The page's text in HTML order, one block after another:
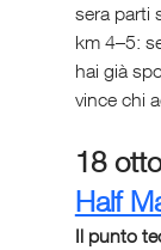
sera parti
km 4–5:
hai già
vince chi
18
Half
Il punto